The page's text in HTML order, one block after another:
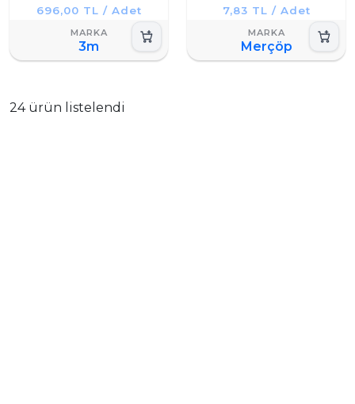
696,00 TL / Adet
3m
7,83 TL / Adet
Merçöp
24 ürün listelendi